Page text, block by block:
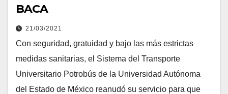
BACA
21/03/2021
Con seguridad, gratuidad y bajo las más estrictas
medidas sanitarias, el Sistema del Transporte
Universitario Potrobús de la Universidad Autónoma
del Estado de México reanudó su servicio para que